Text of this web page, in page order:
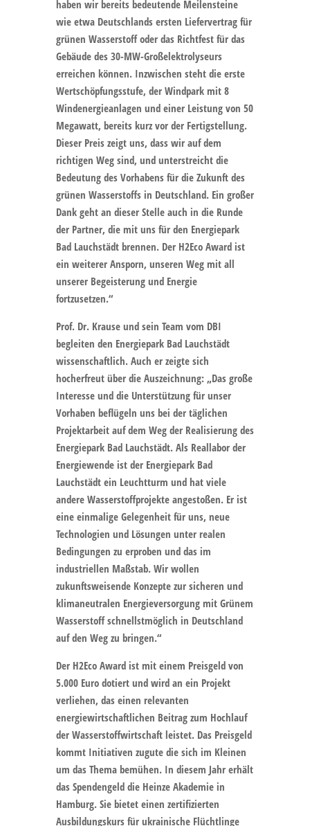
haben wir bereits bedeutende Meilensteine
wie etwa Deutschlands ersten Liefervertrag für
grünen Wasserstoff oder das Richtfest für das
Gebäude des 30-MW-Großelektrolyseurs
erreichen können. Inzwischen steht die erste
Wertschöpfungsstufe, der Windpark mit 8
Windenergieanlagen und einer Leistung von 50
Megawatt, bereits kurz vor der Fertigstellung.
Dieser Preis zeigt uns, dass wir auf dem
richtigen Weg sind, und unterstreicht die
Bedeutung des Vorhabens für die Zukunft des
grünen Wasserstoffs in Deutschland. Ein großer
Dank geht an dieser Stelle auch in die Runde
der Partner, die mit uns für den Energiepark
Bad Lauchstädt brennen. Der H2Eco Award ist
ein weiterer Ansporn, unseren Weg mit all
unserer Begeisterung und Energie
fortzusetzen.“
Prof. Dr. Krause und sein Team vom DBI
begleiten den Energiepark Bad Lauchstädt
wissenschaftlich. Auch er zeigte sich
hocherfreut über die Auszeichnung: „Das große
Interesse und die Unterstützung für unser
Vorhaben beflügeln uns bei der täglichen
Projektarbeit auf dem Weg der Realisierung des
Energiepark Bad Lauchstädt. Als Reallabor der
Energiewende ist der Energiepark Bad
Lauchstädt ein Leuchtturm und hat viele
andere Wasserstoffprojekte angestoßen. Er ist
eine einmalige Gelegenheit für uns, neue
Technologien und Lösungen unter realen
Bedingungen zu erproben und das im
industriellen Maßstab. Wir wollen
zukunftsweisende Konzepte zur sicheren und
klimaneutralen Energieversorgung mit Grünem
Wasserstoff schnellstmöglich in Deutschland
auf den Weg zu bringen.“
Der H2Eco Award ist mit einem Preisgeld von
5.000 Euro dotiert und wird an ein Projekt
verliehen, das einen relevanten
energiewirtschaftlichen Beitrag zum Hochlauf
der Wasserstoffwirtschaft leistet. Das Preisgeld
kommt Initiativen zugute die sich im Kleinen
um das Thema bemühen. In diesem Jahr erhält
das Spendengeld die Heinze Akademie in
Hamburg. Sie bietet einen zertifizierten
Ausbildungskurs für ukrainische Flüchtlinge